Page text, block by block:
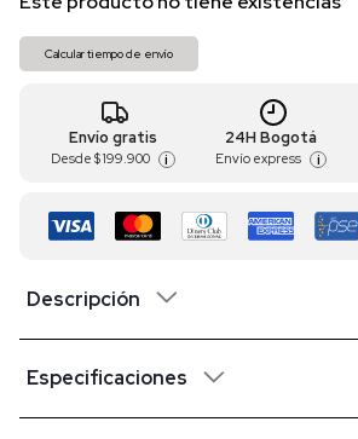
Calcular tiempo de envío
Envío gratis
Desde $ 199.900 i
24H Bogotá
Envío express i
Descripción
Especificaciones